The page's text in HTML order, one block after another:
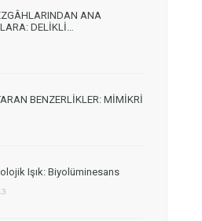
ANA
DELİKLİ…
BENZERLİKLER: MİMİKRİ
Işık: Biyolüminesans